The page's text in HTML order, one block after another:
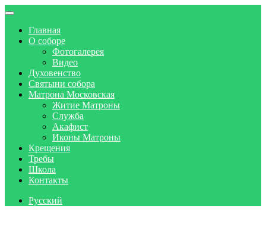
Главная
О соборе
Фотогалерея
Видео
Духовенство
Святыни собора
Матрона Московская
Житие Матроны
Служба
Акафист
Иконы Матроны
Крещения
Требы
Школа
Контакты
Русский